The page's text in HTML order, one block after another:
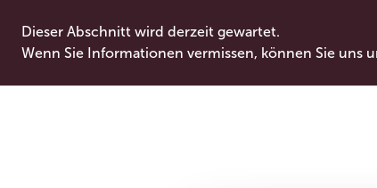
Dieser Abschnitt wird derzeit gewartet.
Wenn Sie Informationen vermissen, können Sie uns